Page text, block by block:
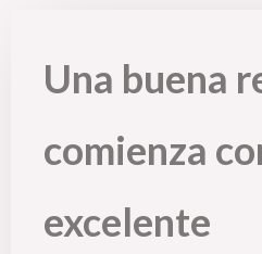
Una buena
comienza
excelente